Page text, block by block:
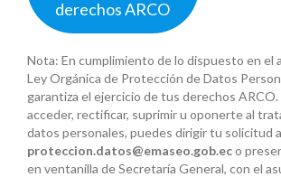
derechos ARCO
Nota: En cumplimiento de lo dispuesto en el
Ley Orgánica de Protección de Datos
garantiza el ejercicio de tus derechos ARCO.
acceder, rectificar, suprimir u oponerte al
datos personales, puedes dirigir tu solicitud a
proteccion.datos@emaseo.gob.eco
en ventanilla de Secretaría General, con el